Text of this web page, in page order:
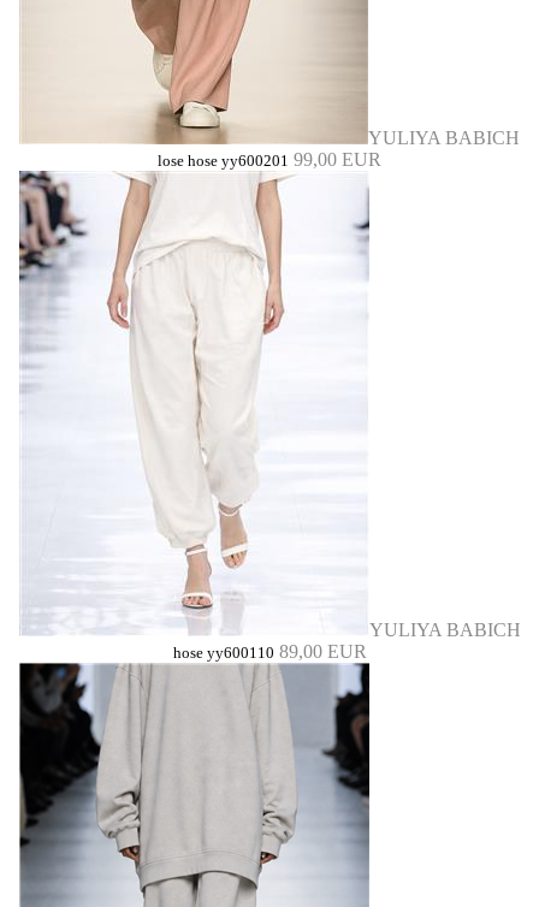
YULIYA BABICH
lose hose yy600201 99,00 EUR
YULIYA BABICH
hose yy600110 89,00 EUR